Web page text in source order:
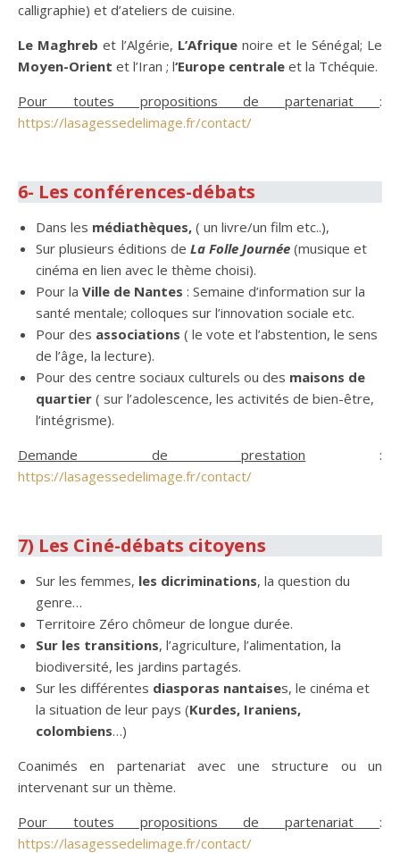
calligraphie) et d’ateliers de cuisine.
Le Maghrebet l’Algérie, L’Afriquenoire et le Sénégal; Le
Moyen-Orient et l’Iran ; l‘Europe centrale et la Tchéquie.
Pour toutes propositions de partenariat :
https://lasagessedelimage.fr/contact/
6- Les conférences-débats
Dans les médiathèques, ( un livre/un film etc..),
Sur plusieurs éditions de La Folle Journée (musique et
cinéma en lien avec le thème choisi).
Pour la Ville de Nantes : Semaine d’information sur la
santé mentale; colloques sur l’innovation sociale etc.
Pour des associations ( le vote et l’abstention, le sens
de l’âge, la lecture).
Pour des centre sociaux culturels ou des maisons de
quartier ( sur l’adolescence, les activités de bien-être,
l’intégrisme).
Demande de prestation :
https://lasagessedelimage.fr/contact/
7) Les Ciné-débats citoyens
Sur les femmes, les dicriminations, la question du
genre…
Territoire Zéro chômeur de longue durée.
Sur les transitions, l’agriculture, l’alimentation, la
biodiversité, les jardins partagés.
Sur les différentes diasporas nantaises, le cinéma et
la situation de leur pays (Kurdes, Iraniens,
colombiens…)
Coanimés en partenariat avec une structure ou un
intervenant sur un thème.
Pour toutes propositions de partenariat :
https://lasagessedelimage.fr/contact/